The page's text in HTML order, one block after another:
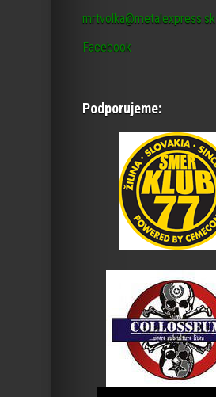
mrtvolka@metalexpress.sk
Facebook
Podporujeme: